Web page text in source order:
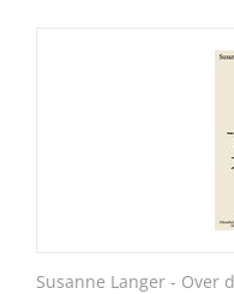
Susanne Langer - Over